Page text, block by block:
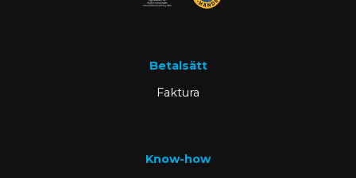
Betalsätt
Faktura
Know-how